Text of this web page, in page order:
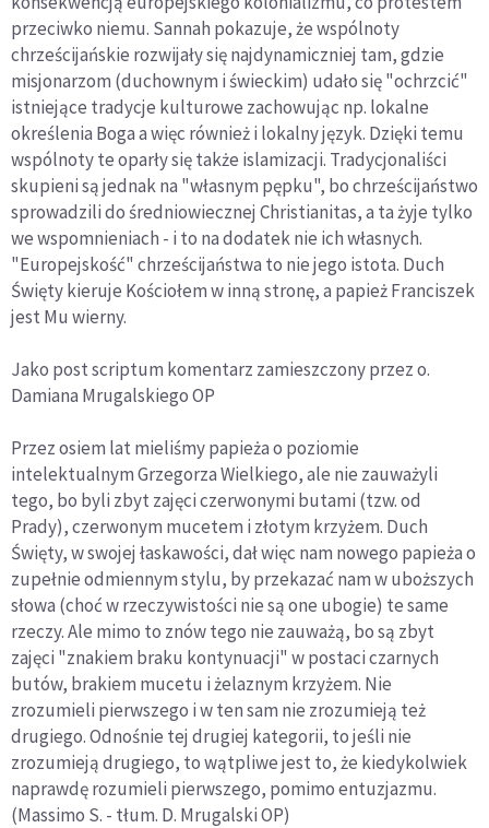
przeciwko niemu. Sannah pokazuje, że wspólnoty
chrześcijańskie rozwijały się najdynamiczniej tam, gdzie
misjonarzom (duchownym i świeckim) udało się "ochrzcić"
istniejące tradycje kulturowe zachowując np. lokalne
określenia Boga a więc również i lokalny język. Dzięki temu
wspólnoty te oparły się także islamizacji. Tradycjonaliści
skupieni są jednak na "własnym pępku", bo chrześcijaństwo
sprowadzili do średniowiecznej Christianitas, a ta żyje tylko
we wspomnieniach - i to na dodatek nie ich własnych.
"Europejskość" chrześcijaństwa to nie jego istota. Duch
Święty kieruje Kościołem w inną stronę, a papież Franciszek
jest Mu wierny.
Jako post scriptum komentarz zamieszczony przez o.
Damiana Mrugalskiego OP
Przez osiem lat mieliśmy papieża o poziomie
intelektualnym Grzegorza Wielkiego, ale nie zauważyli
tego, bo byli zbyt zajęci czerwonymi butami (tzw. od
Prady), czerwonym mucetem i złotym krzyżem. Duch
Święty, w swojej łaskawości, dał więc nam nowego papieża o
zupełnie odmiennym stylu, by przekazać nam w uboższych
słowa (choć w rzeczywistości nie są one ubogie) te same
rzeczy. Ale mimo to znów tego nie zauważą, bo są zbyt
zajęci "znakiem braku kontynuacji" w postaci czarnych
butów, brakiem mucetu i żelaznym krzyżem. Nie
zrozumieli pierwszego i w ten sam nie zrozumieją też
drugiego. Odnośnie tej drugiej kategorii, to jeśli nie
zrozumieją drugiego, to wątpliwe jest to, że kiedykolwiek
naprawdę rozumieli pierwszego, pomimo entuzjazmu.
(Massimo S. - tłum. D. Mrugalski OP)